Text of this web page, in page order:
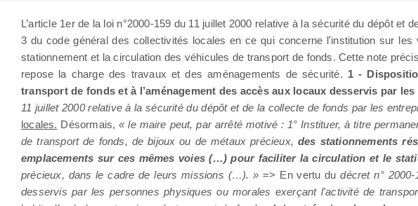
L’article 1er de la loi n°2000-159 du 11 juillet 2000 relative à la sécurité du dépôt
3 du code général des collectivités locales en ce qui concerne l'institution sur
stationnement et la circulation des véhicules de transport de fonds. Cette note
repose la charge des travaux et des aménagements de sécurité. 1 -
transport de fonds et à l’aménagement des accès aux locaux desservis par
11 juillet 2000 relative à la sécurité du dépôt et de la collecte de fonds par les
locales. Désormais, « le maire peut, par arrêté motivé : 1° Instituer, à titre
de transport de fonds, de bijoux ou de métaux précieux,des stationnements
emplacements sur ces mêmes voies (…) pour faciliter la circulation et le
précieux, dans le cadre de leurs missions (…). » => En vertu dudécret n°
desservis par les personnes physiques ou morales exerçant l'activité de